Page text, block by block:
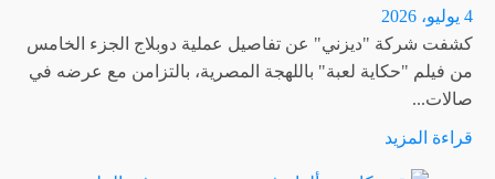
التفاصيل
ومواعيد
4 يوليو، 2026
كشفت شركة "ديزني" عن تفاصيل عملية دوبلاج الجزء الخامس
من فيلم "حكاية لعبة" باللهجة المصرية، بالتزامن مع عرضه في
صالات...
قراءة المزيد